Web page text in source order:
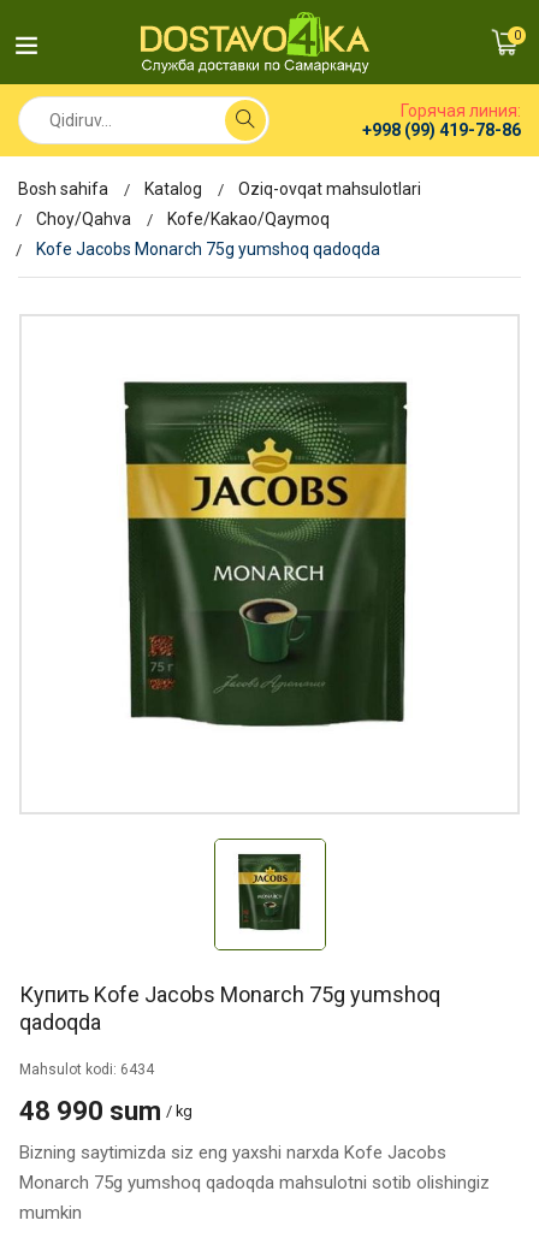
0
Горячая линия:
+998 (99) 419-78-86
Bosh sahifa Katalog
Oziq-ovqat mahsulotlari
Choy/Qahva
Kofe/Kakao/Qaymoq
Kofe Jacobs Monarch 75g yumshoq qadoqda
Купить Kofe Jacobs Monarch 75g yumshoq
qadoqda
Mahsulot kodi: 6434
48 990 sum / kg
Bizning saytimizda siz eng yaxshi narxda Kofe Jacobs
Monarch 75g yumshoq qadoqda mahsulotni sotib olishingiz
mumkin